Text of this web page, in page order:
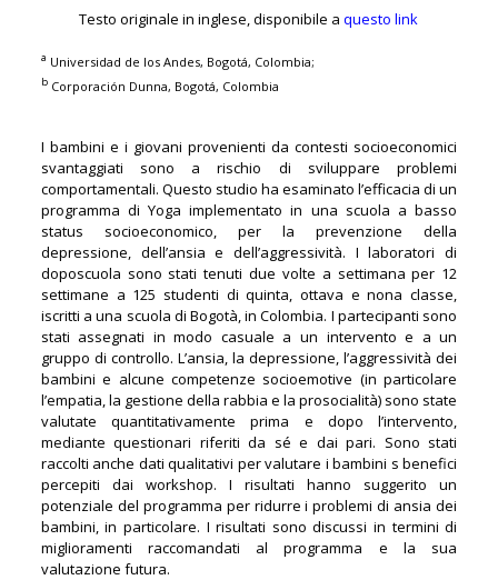
Testo originale in inglese, disponibile aquesto link
a Universidad de los Andes, Bogotá, Colombia;
bCorporación Dunna, Bogotá, Colombia
I bambini e i giovani provenienti da contesti socioeconomici
svantaggiati sono a rischio di sviluppare problemi
comportamentali. Questo studio ha esaminato l’efficacia di un
programma di Yoga implementato in una scuola a basso
status socioeconomico, per la prevenzione della
depressione, dell’ansia e dell’aggressività. I laboratori di
doposcuola sono stati tenuti due volte a settimana per 12
settimane a 125 studenti di quinta, ottava e nona classe,
iscritti a una scuola di Bogotà, in Colombia. I partecipanti sono
stati assegnati in modo casuale a un intervento e a un
gruppo di controllo. L’ansia, la depressione, l’aggressività dei
bambini e alcune competenze socioemotive (in particolare
l’empatia, la gestione della rabbia e la prosocialità) sono state
valutate quantitativamente prima e dopo l’intervento,
mediante questionari riferiti da sé e dai pari. Sono stati
raccolti anche dati qualitativi per valutare i bambini s benefici
percepiti dai workshop. I risultati hanno suggerito un
potenziale del programma per ridurre i problemi di ansia dei
bambini, in particolare. I risultati sono discussi in termini di
miglioramenti raccomandati al programma e la sua
valutazione futura.